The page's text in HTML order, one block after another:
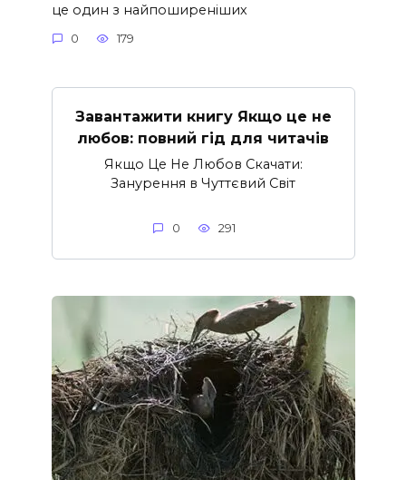
це один з найпоширеніших
0 179
Завантажити книгу Якщо це не
любов: повний гід для читачів
Якщо Це Не Любов Скачати:
Занурення в Чуттєвий Світ
0 291